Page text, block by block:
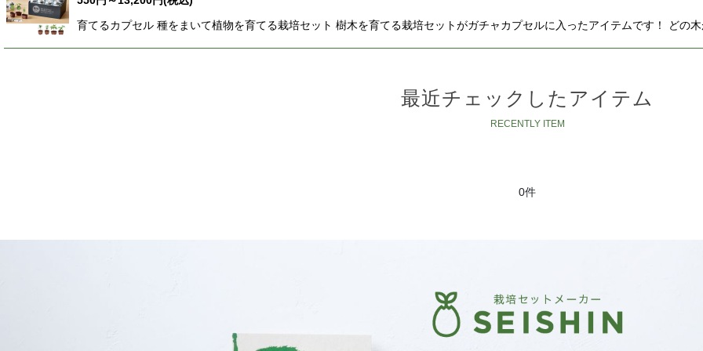
育てるカプセル 種をまいて植物を育てる栽培セット 樹木を育てる栽培セットがガチャカプセルに入ったアイテムです！ どの
最近チェックしたアイテム
0件